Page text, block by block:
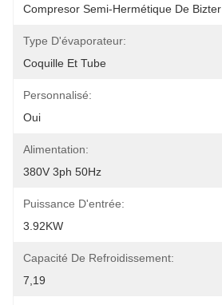
Compresor Semi-Hermétique De Bizter
Type D'évaporateur:
Coquille Et Tube
Personnalisé:
Oui
Alimentation:
380V 3ph 50Hz
Puissance D'entrée:
3.92KW
Capacité De Refroidissement:
7,19